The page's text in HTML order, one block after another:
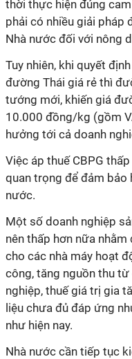
thời thực hiện đúng
phải có nhiều giải pháp
Nhà nước đối với nông
Tuy nhiên, khi quyết
đường Thái giá rẻ thì
tướng mới, khiến giá
10.000 đồng/kg (gồm
hưởng tới cả doanh
Việc áp thuế CBPG
quan trọng để đảm
nước.
Một số doanh nghiệp
nên thấp hơn nữa
cho các nhà máy hoạt
công, tăng nguồn thu
nghiệp, thuế giá trị gia
liệu chưa đủ đáp ứng
như hiện nay.
Nhà nước cần tiếp tục